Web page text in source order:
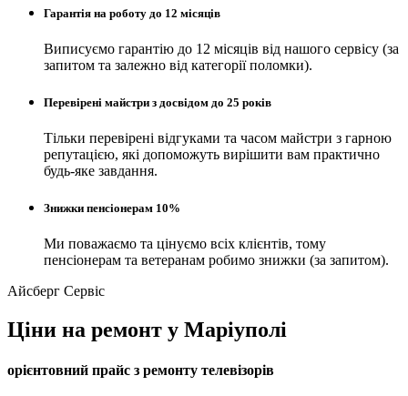
Гарантія на роботу до 12 місяців
Виписуємо гарантію до 12 місяців від нашого сервісу (за
запитом та залежно від категорії поломки).
Перевірені майстри з досвідом до 25 років
Тільки перевірені відгуками та часом майстри з гарною
репутацією, які допоможуть вирішити вам практично
будь-яке завдання.
Знижки пенсіонерам 10%
Ми поважаємо та цінуємо всіх клієнтів, тому
пенсіонерам та ветеранам робимо знижки (за запитом).
Айсберг Сервіс
Ціни на ремонт у Маріуполі
орієнтовний прайс з ремонту телевізорів